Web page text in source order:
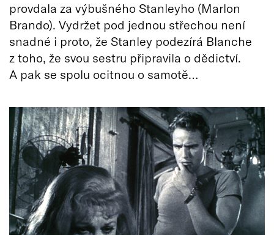
provdala za výbušného Stanleyho (Marlon
Brando). Vydržet pod jednou střechou není
snadné i proto, že Stanley podezírá Blanche
z toho, že svou sestru připravila o dědictví.
A pak se spolu ocitnou o samotě…